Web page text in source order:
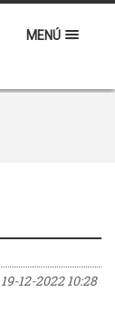
MENÚ
19-12-2022 10:28